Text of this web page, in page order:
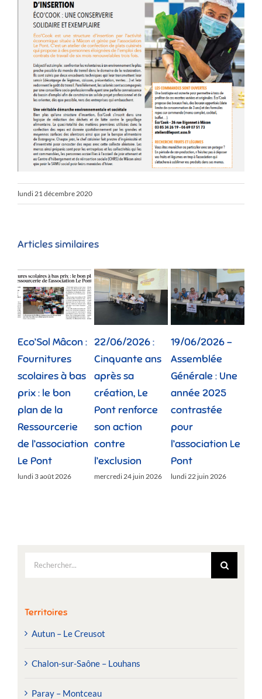
lundi 21 décembre 2020
Articles similaires
Eco’Sol Mâcon :
Fournitures
scolaires à bas
prix : le bon
plan de la
Ressourcerie
de l’association
Le Pont
lundi 3 août 2026
22/06/2026 :
Cinquante ans
après sa
création, Le
Pont renforce
son action
contre
l’exclusion
mercredi 24 juin 2026
19/06/2026 –
Assemblée
Générale : Une
année 2025
contrastée
pour
l’association Le
Pont
lundi 22 juin 2026
Rechercher:
Territoires
Autun – Le Creusot
Chalon-sur-Saône – Louhans
Paray – Montceau